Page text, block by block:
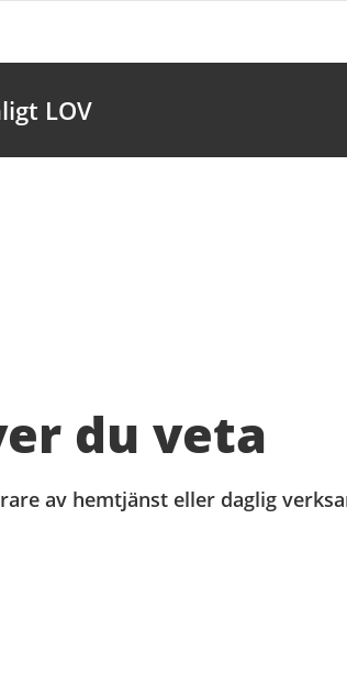
LOV
du veta
av hemtjänst eller daglig